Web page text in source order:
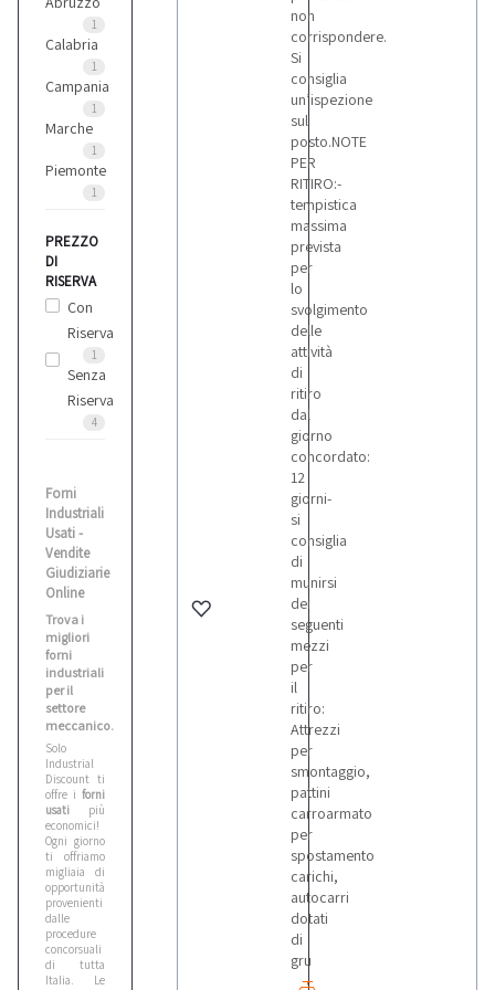
1
Calabria
1
Campania
1
Marche
1
Piemonte
1
PREZZO
DI
RISERVA
Con
Riserva
1
Senza
Riserva
4
Forni
Industriali
Usati -
Vendite
Giudiziarie
Online
Trova i
migliori
forni
industriali
per il
settore
meccanico.
Solo
Industrial
Discount ti
offre i forni
usati più
economici!
Ogni giorno
ti offriamo
migliaia di
opportunità,
provenienti
dalle
procedure
concorsuali
di tutta
Italia. Le
non
corrispondere.
Si
consiglia
un’ispezione
sul
posto.NOTE
PER
RITIRO:-
tempistica
massima
prevista
per
lo
svolgimento
delle
attività
di
ritiro
dal
giorno
concordato:
12
giorni-
si
consiglia
di
munirsi
dei
seguenti
mezzi
per
il
ritiro:
Attrezzi
per
smontaggio,
pattini
carroarmato
per
spostamento
carichi,
autocarri
dotati
di
gru